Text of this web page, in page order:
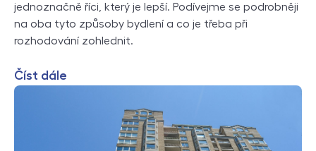
jednoznačně říci, který je lepší. Podívejme se podrobněji
na oba tyto způsoby bydlení a co je třeba při
rozhodování zohlednit.
Číst dále